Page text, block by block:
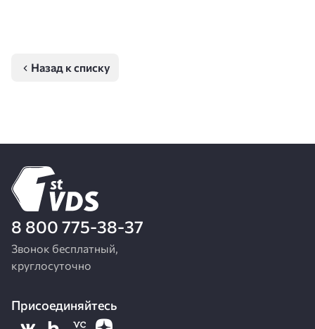
Назад к списку
8 800 775-38-37
Звонок бесплатный,
круглосуточно
Присоединяйтесь